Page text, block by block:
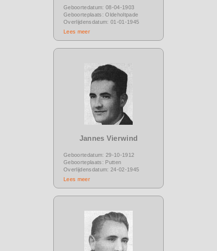
Geboortedatum: 08-04-1903
Geboorteplaats: Oldeholtpade
Overlijdensdatum: 01-01-1945
Lees meer
Jannes Vierwind
Geboortedatum: 29-10-1912
Geboorteplaats: Putten
Overlijdensdatum: 24-02-1945
Lees meer